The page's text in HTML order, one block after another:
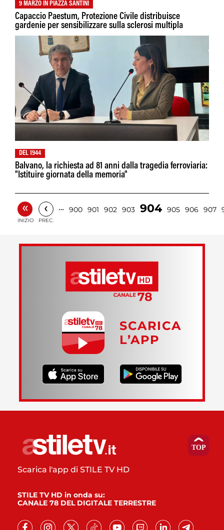
9 MARZO IN PIAZZA SANTINI
Capaccio Paestum, Protezione Civile distribuisce
gardenie per sensibilizzare sulla sclerosi multipla
DEL 1944
Balvano, la richiesta ad 81 anni dalla tragedia ferroviaria:
"Istituire giornata della memoria"
«
INIZIO
‹
PREC.
… 900 901 902 903 904 905 906 907
SCARICA
L’APP
Scarica l'app di STILE TV HD
STILE TV HD in onda su:
CANALE 78 DEL DIGITALE TERRESTRE